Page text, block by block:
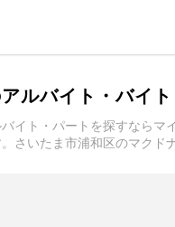
ルバイト・バイ
イト・パートを探すなら
さいたま市浦和区のマクド